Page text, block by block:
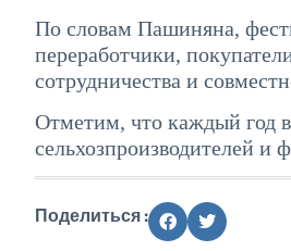
По словам Пашиняна,
переработчики,
сотрудничества и
Отметим, что каждый год
сельхозпроизводителей и
Поделиться :